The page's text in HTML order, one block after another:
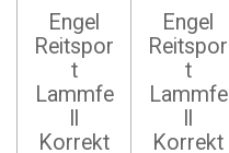
Engel
Reitspor
t
Lammfe
Korrekt
Engel
Reitspor
t
Lammfe
Korrekt